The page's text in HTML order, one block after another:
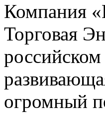
Компания
Торговая
огромный